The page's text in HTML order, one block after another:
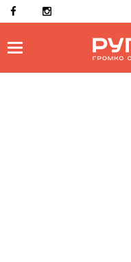
Toggle